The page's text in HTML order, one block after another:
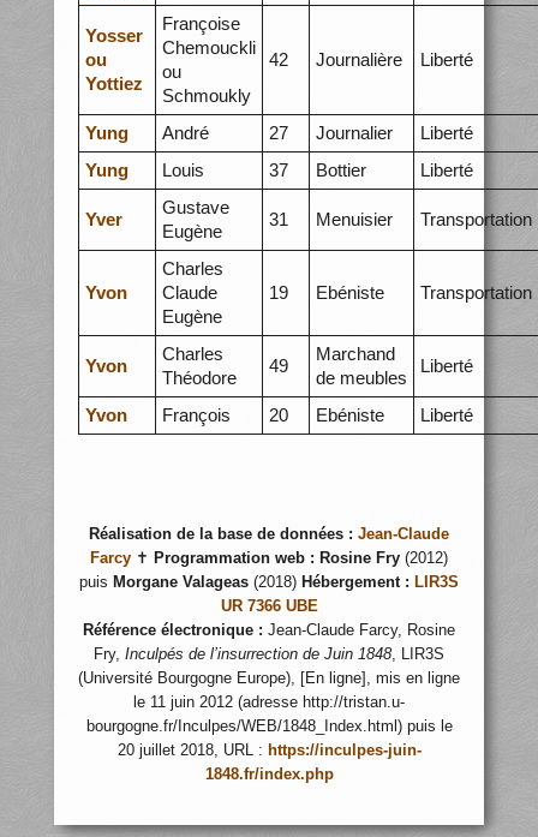
Yosser
ou
Yottiez
Françoise
Chemouckli
ou
Schmoukly
42 Journalière Liberté
Yung André 27 Journalier
Liberté
Yung
Louis 37 Bottier Liberté
Yver
Gustave
Eugène
31 Menuisier Transportation
Yvon
Charles
Claude
Eugène
19 Ebéniste Transportation
Yvon
Charles
Théodore
49
Marchand
de meubles
Liberté
Yvon François 20 Ebéniste Liberté
Réalisation de la base de données : Jean-Claude
Farcy ✝ Programmation web : Rosine Fry (2012)
puis Morgane Valageas (2018) Hébergement : LIR3S
UR 7366 UBE
Référence électronique : Jean-Claude Farcy, Rosine
Fry, Inculpés de l’insurrection de Juin 1848, LIR3S
(Université Bourgogne Europe), [En ligne], mis en ligne
le 11 juin 2012 (adresse http://tristan.u-
bourgogne.fr/Inculpes/WEB/1848_Index.html) puis le
20 juillet 2018, URL : https://inculpes-juin-
1848.fr/index.php